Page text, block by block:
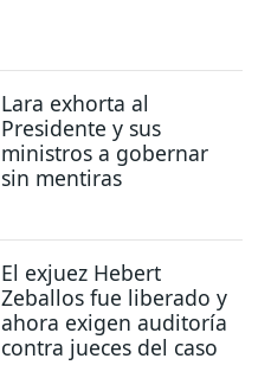
Lara exhorta al
Presidente y sus
ministros a gobernar
sin mentiras
El exjuez Hebert
Zeballos fue liberado y
ahora exigen auditoría
contra jueces del caso